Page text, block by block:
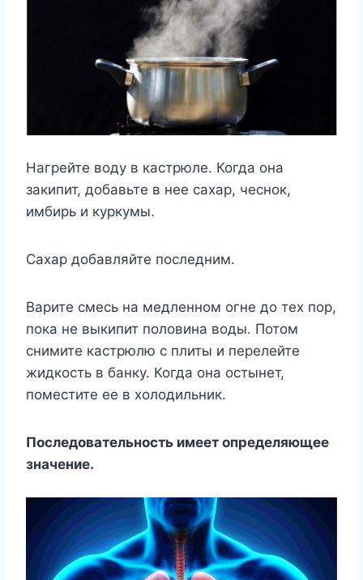
Нагрейте воду в кастрюле. Когда она
закипит, добавьте в нее сахар, чеснок,
имбирь и куркумы.
Сахар добавляйте последним.
Варите смесь на медленном огне до тех пор,
пока не выкипит половина воды. Потом
снимите кастрюлю с плиты и перелейте
жидкость в банку. Когда она остынет,
поместите ее в холодильник.
Последовательность имеет определяющее
значение.